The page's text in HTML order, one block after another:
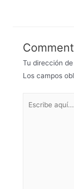
Tu dirección
Los campos